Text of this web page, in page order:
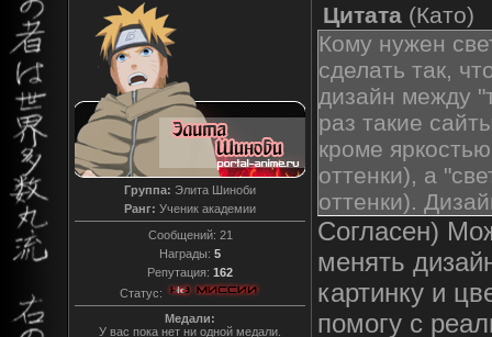
Группа: Элита Шиноби
Ранг: Ученик академии
Сообщений: 21
Награды: 5
Репутация: 162
Статус:
Медали:
У вас пока нет ни одной медали.
Цитата (Като)
Кому нужен
сделать так,
дизайн между
раз такие
кроме
оттенки), а
оттенки).
Согласен)
менять
картинку и
помогу с